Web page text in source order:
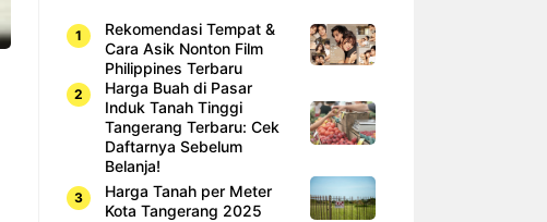
Rekomendasi Tempat &
Cara Asik Nonton Film
Philippines Terbaru
Harga Buah di Pasar
Induk Tanah Tinggi
Tangerang Terbaru: Cek
Daftarnya Sebelum
Belanja!
Harga Tanah per Meter
Kota Tangerang 2025